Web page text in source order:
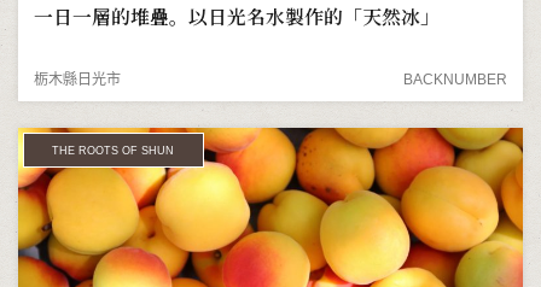
一日一層的堆疊。以日光名水製作的「天然冰」
栃木縣日光市 BACKNUMBER
THE ROOTS OF SHUN